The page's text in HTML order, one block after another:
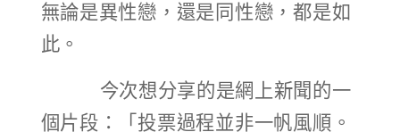
無論是異性戀，還是同性戀，都是如
此。
今次想分享的是網上新聞的一
個片段：「投票過程並非一帆風順。